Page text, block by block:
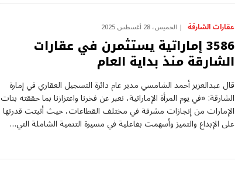
عقارات الشارقة الخميس، 28 أغسطس 2025
3586 إماراتية يستثمرن في عقارات
الشارقة منذ بداية العام
قال عبدالعزيز أحمد الشامسي مدير عام دائرة التسجيل العقاري في إمارة
الشارقة: «في يوم المرأة الإماراتية، نعبر عن فخرنا واعتزازنا بما حققته بنات
الإمارات من إنجازات مشرفة في مختلف القطاعات، حيث أثبتت قدرتها
على الإبداع والتميز وأسهمت بفاعلية في مسيرة التنمية الشاملة التي…